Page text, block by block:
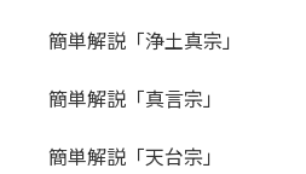
簡単解説「浄土真宗」
簡単解説「真言宗」
簡単解説「天台宗」